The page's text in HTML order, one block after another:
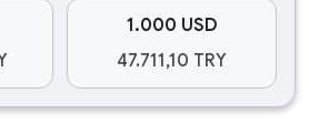
1.000 USD
47.711,10 TRY